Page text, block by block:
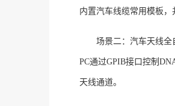
内置汽车线缆常用模板，
场景二：汽车天线全
PC通过GPIB接口控制
天线通道。